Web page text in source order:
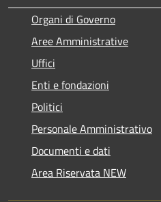
Organi di Governo
Aree Amministrative
Uffici
Enti e fondazioni
Politici
Personale Amministrativo
Documenti e dati
Area Riservata NEW